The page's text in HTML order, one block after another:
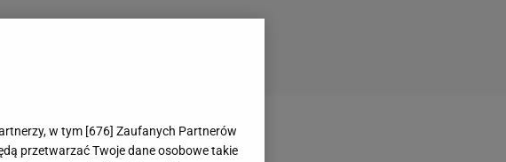
w tym [676] Zaufanych Partnerów
przetwarzać Twoje dane osobowe takie